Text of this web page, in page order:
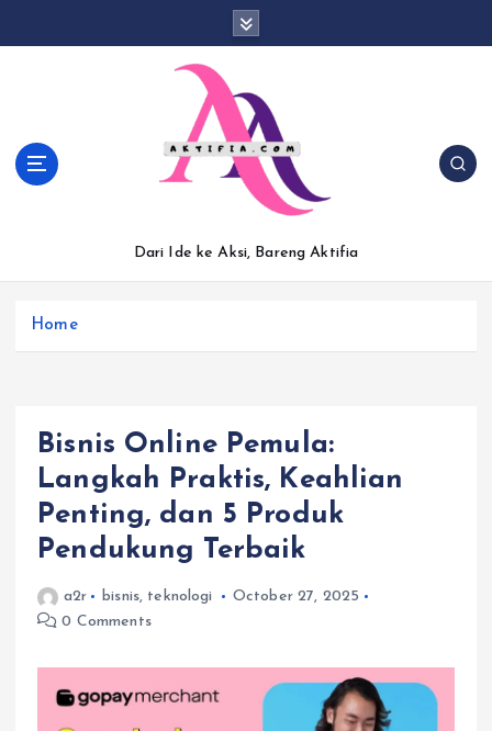
Dari Ide ke Aksi, Bareng Aktifia
Home
Bisnis Online Pemula:
Langkah Praktis, Keahlian
Penting, dan 5 Produk
Pendukung Terbaik
a2r bisnis, teknologi
October 27, 2025
0 Comments